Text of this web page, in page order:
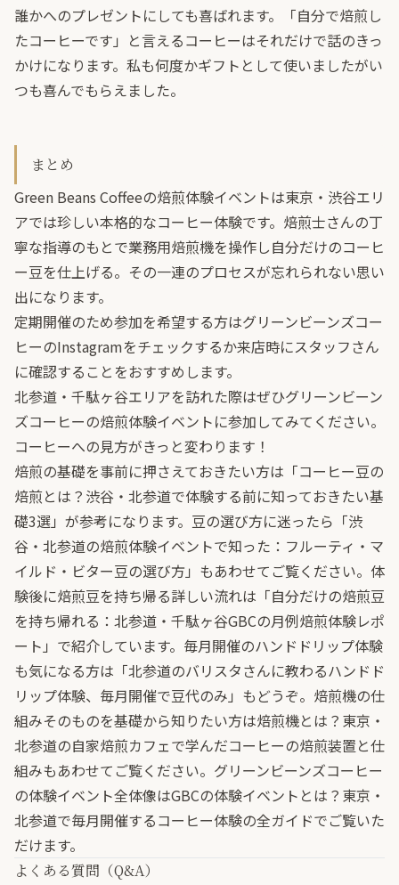
誰かへのプレゼントにしても喜ばれます。「自分で焙煎し
たコーヒーです」と言えるコーヒーはそれだけで話のきっ
かけになります。私も何度かギフトとして使いましたがい
つも喜んでもらえました。
まとめ
Green Beans Coffeeの焙煎体験イベントは東京・渋谷エリ
アでは珍しい本格的なコーヒー体験です。焙煎士さんの丁
寧な指導のもとで業務用焙煎機を操作し自分だけのコーヒ
ー豆を仕上げる。その一連のプロセスが忘れられない思い
出になります。
定期開催のため参加を希望する方はグリーンビーンズコー
ヒーのInstagramをチェックするか来店時にスタッフさん
に確認することをおすすめします。
北参道・千駄ヶ谷エリアを訪れた際はぜひグリーンビーン
ズコーヒーの焙煎体験イベントに参加してみてください。
コーヒーへの見方がきっと変わります！
焙煎の基礎を事前に押さえておきたい方は「コーヒー豆の
焙煎とは？渋谷・北参道で体験する前に知っておきたい基
礎3選」が参考になります。豆の選び方に迷ったら「渋
谷・北参道の焙煎体験イベントで知った：フルーティ・マ
イルド・ビター豆の選び方 」もあわせてご覧ください。体
験後に焙煎豆を持ち帰る詳しい流れは「自分だけの焙煎豆
を持ち帰れる：北参道・千駄ヶ谷GBCの月例焙煎体験レポ
ート 」で紹介しています。毎月開催のハンドドリップ体験
も気になる方は「北参道のバリスタさんに教わるハンドド
リップ体験、毎月開催で豆代のみ 」もどうぞ。焙煎機の仕
組みそのものを基礎から知りたい方は焙煎機とは？東京・
北参道の自家焙煎カフェで学んだコーヒーの焙煎装置と仕
組みもあわせてご覧ください。グリーンビーンズコーヒー
の体験イベント全体像はGBCの体験イベントとは？東京・
北参道で毎月開催するコーヒー体験の全ガイドでご覧いた
だけます。
よくある質問（Q&A）